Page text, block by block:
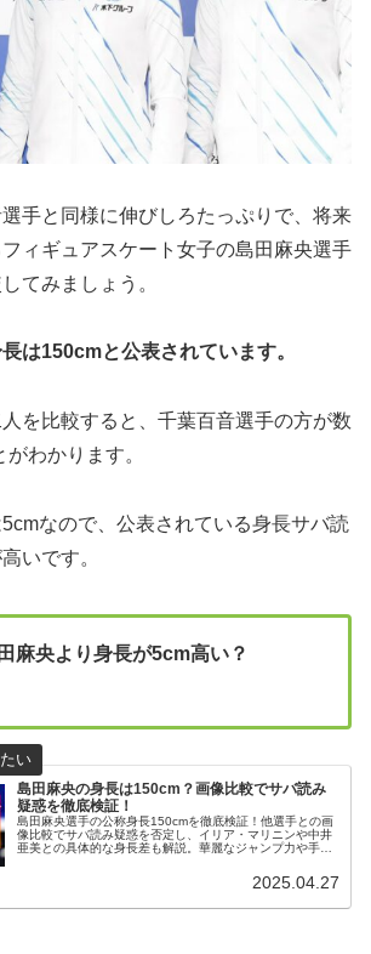
手と同様に伸びしろたっぷりで、将来
ィギュアスケート女子の島田麻央選手
てみましょう。
は150cmと公表されています。
を比較すると、千葉百音選手の方が数
わかります。
なので、公表されている身長サバ読
いです。
麻央より身長が5cm高い？
島田麻央の身長は150cm？画像比較でサバ読み
疑惑を徹底検証！
島田麻央選手の公称身長150cmを徹底検証！他選手との画
像比較でサバ読み疑惑を否定し、イリア・マリニンや中井
亜美との具体的な身長差も解説。華麗なジャンプ力や手足
2025.04.27